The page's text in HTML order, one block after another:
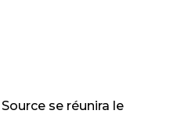
se réunira le